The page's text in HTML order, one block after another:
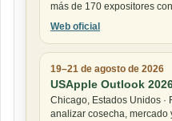
más de 170 expositores
Web oficial
19–21 de agosto de 2026
USApple Outlook
Chicago, Estados Unidos ·
analizar cosecha, mercado